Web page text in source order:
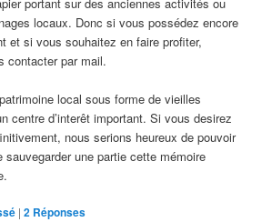
locaux. Donc si vous possédez encore
et si vous souhaitez en faire profiter,
contacter par mail.
local sous forme de vieilles
centre d’interêt important. Si vous desirez
nous serions heureux de pouvoir
sauvegarder une partie cette mémoire
|2 Réponses